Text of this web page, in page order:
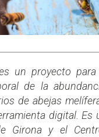
un proyecto
de la
de abejas
digital. Es
Girona y el